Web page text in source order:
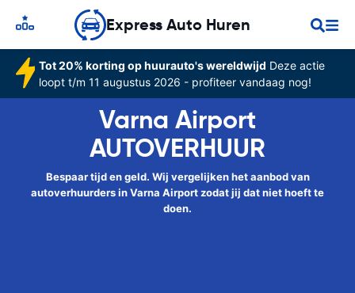
Express Auto Huren
Tot 20% korting op huurauto's wereldwijd Deze actie
loopt t/m 11 augustus 2026 - profiteer vandaag nog!
Varna Airport
AUTOVERHUUR
Bespaar tijd en geld. Wij vergelijken het aanbod van
autoverhuurders in Varna Airport zodat jij dat niet hoeft te
doen.